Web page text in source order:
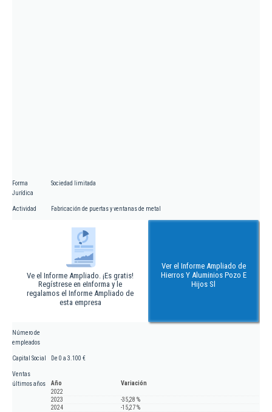
Forma
Jurídica
Sociedad limitada
Actividad Fabricación de puertas y ventanas de metal
Ve el Informe Ampliado. ¡Es gratis!
Regístrese en eInforma y le
regalamos el Informe Ampliado de
esta empresa
Ver el Informe Ampliado de
Hierros Y Aluminios Pozo E
Hijos Sl
Número de
empleados
Capital Social De 0 a 3.100 €
Ventas
últimos años
Año
Variación
2022
2023
-35,28 %
2024
-15,27 %